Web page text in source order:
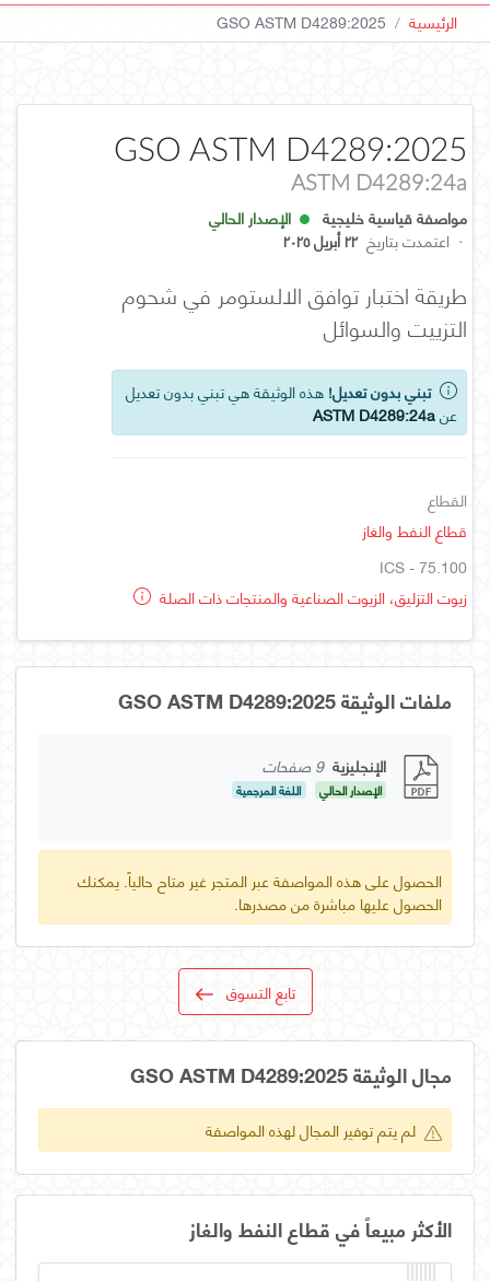
الرئيسية GSO ASTM D4289:2025
GSO ASTM D4289:2025
ASTM D4289:24a
مواصفة قياسية خليجية
الإصدار الحالي
· اعتمدت بتاريخ ٢٢ أبريل ٢٠٢٥
طريقة اختبار توافق الالستومر في شحوم
التزييت والسوائل
تبني بدون تعديل! هذه الوثيقة هي تبني بدون تعديل
عنASTM D4289:24a
القطاع
قطاع النفط والغاز
ICS - 75.100
زيوت التزليق، الزيوت الصناعية والمنتجات ذات الصلة
ملفات الوثيقة GSO ASTM D4289:2025
الإنجليزية 9 صفحات
الإصدار الحالي اللغة المرجعية
الحصول على هذه المواصفة عبر المتجر غير متاح حالياً. يمكنك
الحصول عليها مباشرة من مصدرها.
تابع التسوق
مجال الوثيقة GSO ASTM D4289:2025
لم يتم توفير المجال لهذه المواصفة
الأكثر مبيعاً في قطاع النفط والغاز